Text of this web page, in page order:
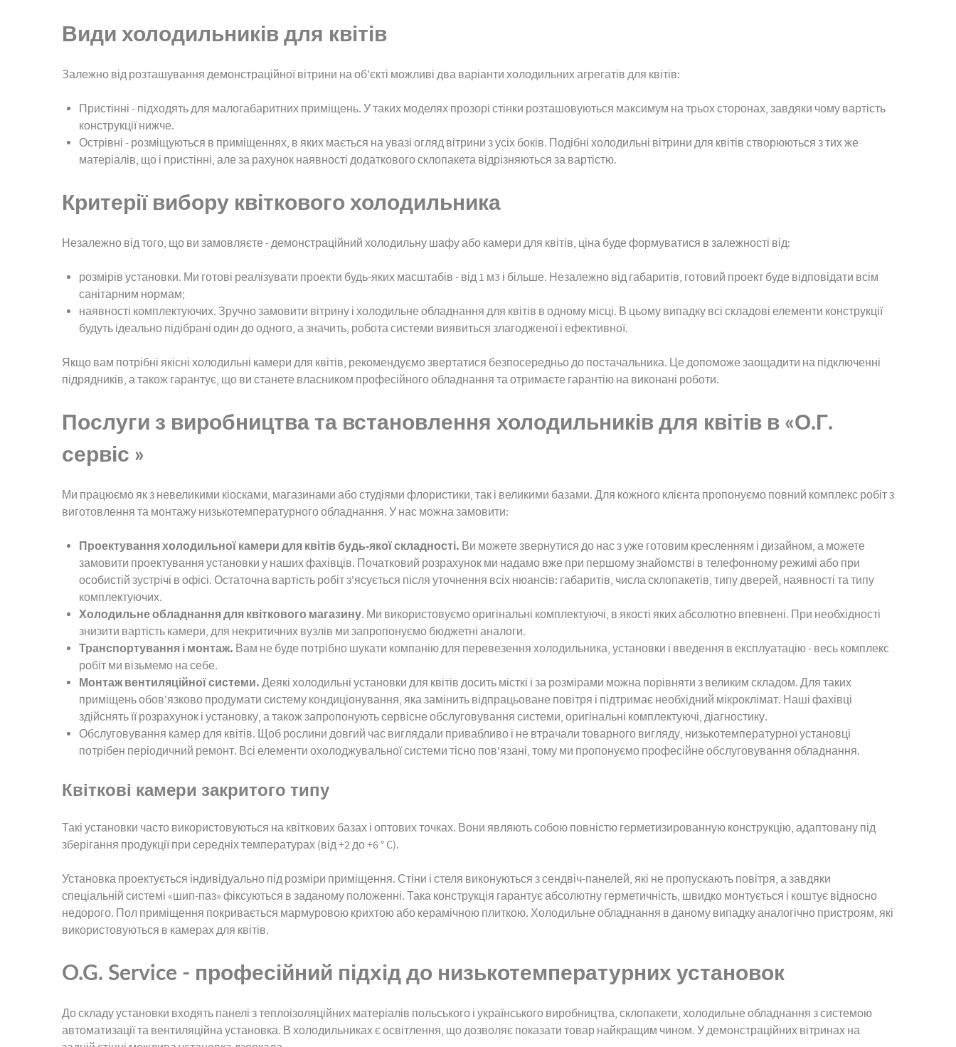
Види холодильників для квітів
Залежно від розташування демонстраційної вітрини на об'єкті можливі два варіанти холодильних агрегатів для квітів:
Пристінні - підходять для малогабаритних приміщень. У таких моделях прозорі стінки розташовуються максимум на трьох сторонах, завдяки чому вартість
конструкції нижче.
Острівні - розміщуються в приміщеннях, в яких мається на увазі огляд вітрини з усіх боків. Подібні холодильні вітрини для квітів створюються з тих же
матеріалів, що і пристінні, але за рахунок наявності додаткового склопакета відрізняються за вартістю.
Критерії вибору квіткового холодильника
Незалежно від того, що ви замовляєте - демонстраційний холодильну шафу або камери для квітів, ціна буде формуватися в залежності від:
розмірів установки. Ми готові реалізувати проекти будь-яких масштабів - від 1 м3 і більше. Незалежно від габаритів, готовий проект буде відповідати всім
санітарним нормам;
наявності комплектуючих. Зручно замовити вітрину і холодильне обладнання для квітів в одному місці. В цьому випадку всі складові елементи конструкції
будуть ідеально підібрані один до одного, а значить, робота системи виявиться злагодженої і ефективної.
Якщо вам потрібні якісні холодильні камери для квітів, рекомендуємо звертатися безпосередньо до постачальника. Це допоможе заощадити на підключенні
підрядників, а також гарантує, що ви станете власником професійного обладнання та отримаєте гарантію на виконані роботи.
Послуги з виробництва та встановлення холодильників для квітів в «О.Г.
сервіс »
Ми працюємо як з невеликими кіосками, магазинами або студіями флористики, так і великими базами. Для кожного клієнта пропонуємо повний комплекс робіт з
виготовлення та монтажу низькотемпературного обладнання. У нас можна замовити:
Проектування холодильної камери для квітів будь-якої складності. Ви можете звернутися до нас з уже готовим кресленням і дизайном, а можете
замовити проектування установки у наших фахівців. Початковий розрахунок ми надамо вже при першому знайомстві в телефонному режимі або при
особистій зустрічі в офісі. Остаточна вартість робіт з'ясується після уточнення всіх нюансів: габаритів, числа склопакетів, типу дверей, наявності та типу
комплектуючих.
Холодильне обладнання для квіткового магазину. Ми використовуємо оригінальні комплектуючі, в якості яких абсолютно впевнені. При необхідності
знизити вартість камери, для некритичних вузлів ми запропонуємо бюджетні аналоги.
Транспортування і монтаж. Вам не буде потрібно шукати компанію для перевезення холодильника, установки і введення в експлуатацію - весь комплекс
робіт ми візьмемо на себе.
Монтаж вентиляційної системи. Деякі холодильні установки для квітів досить місткі і за розмірами можна порівняти з великим складом. Для таких
приміщень обов'язково продумати систему кондиціонування, яка замінить відпрацьоване повітря і підтримає необхідний мікроклімат. Наші фахівці
здійснять її розрахунок і установку, а також запропонують сервісне обслуговування системи, оригінальні комплектуючі, діагностику.
Обслуговування камер для квітів. Щоб рослини довгий час виглядали привабливо і не втрачали товарного вигляду, низькотемпературної установці
потрібен періодичний ремонт. Всі елементи охолоджувальної системи тісно пов'язані, тому ми пропонуємо професійне обслуговування обладнання.
Квіткові камери закритого типу
Такі установки часто використовуються на квіткових базах і оптових точках. Вони являють собою повністю герметизированную конструкцію, адаптовану під
зберігання продукції при середніх температурах (від +2 до +6 ° C).
Установка проектується індивідуально під розміри приміщення. Стіни і стеля виконуються з сендвіч-панелей, які не пропускають повітря, а завдяки
спеціальній системі «шип-паз» фіксуються в заданому положенні. Така конструкція гарантує абсолютну герметичність, швидко монтується і коштує відносно
недорого. Пол приміщення покривається мармуровою крихтою або керамічною плиткою. Холодильне обладнання в даному випадку аналогічно пристроям, які
використовуються в камерах для квітів.
O.G. Service - професійний підхід до низькотемпературних установок
До складу установки входять панелі з теплоізоляційних матеріалів польського і українського виробництва, склопакети, холодильне обладнання з системою
автоматизації та вентиляційна установка. В холодильниках є освітлення, що дозволяє показати товар найкращим чином. У демонстраційних вітринах на